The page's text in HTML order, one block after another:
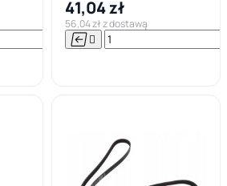


41,04 zł
56,04 zł z dostawą
 